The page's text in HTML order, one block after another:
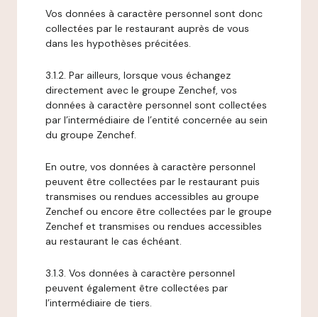
Vos données à caractère personnel sont donc
collectées par le restaurant auprès de vous
dans les hypothèses précitées.
3.1.2. Par ailleurs, lorsque vous échangez
directement avec le groupe Zenchef, vos
données à caractère personnel sont collectées
par l’intermédiaire de l’entité concernée au sein
du groupe Zenchef.
En outre, vos données à caractère personnel
peuvent être collectées par le restaurant puis
transmises ou rendues accessibles au groupe
Zenchef ou encore être collectées par le groupe
Zenchef et transmises ou rendues accessibles
au restaurant le cas échéant.
3.1.3. Vos données à caractère personnel
peuvent également être collectées par
l’intermédiaire de tiers.